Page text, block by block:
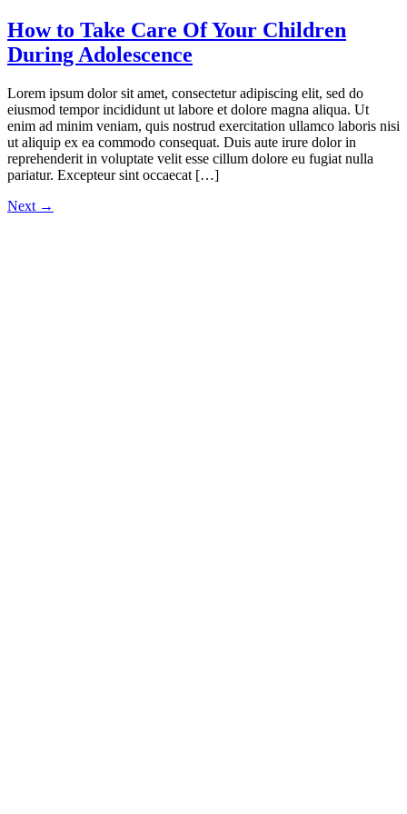
How to Take Care Of Your Children
During Adolescence
Lorem ipsum dolor sit amet, consectetur adipiscing elit, sed do
eiusmod tempor incididunt ut labore et dolore magna aliqua. Ut
enim ad minim veniam, quis nostrud exercitation ullamco laboris nisi
ut aliquip ex ea commodo consequat. Duis aute irure dolor in
reprehenderit in voluptate velit esse cillum dolore eu fugiat nulla
pariatur. Excepteur sint occaecat […]
Next →